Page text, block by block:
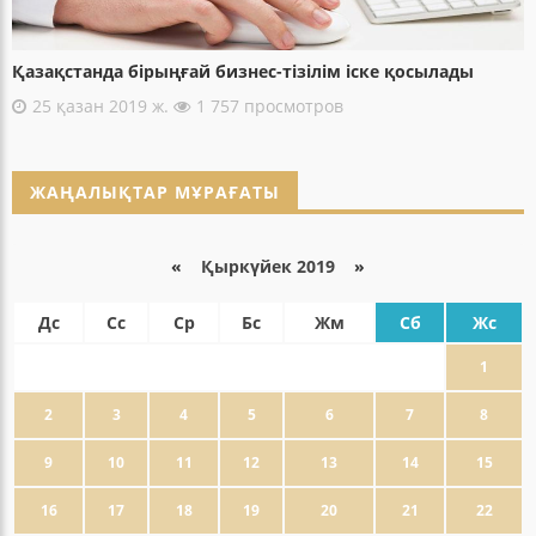
Қазақстанда бірыңғай бизнес-тізілім іске қосылады
25 қазан 2019 ж.
1 757 просмотров
ЖАҢАЛЫҚТАР МҰРАҒАТЫ
« Қыркүйек 2019 »
Дс Сс Ср Бс Жм Сб Жс
1
2 3 4 5 6 7 8
9 10 11 12 13 14 15
16 17 18 19 20 21 22